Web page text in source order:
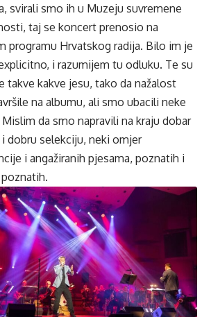
svirali smo ih u Muzeju suvremene
taj se koncert prenosio na
programu Hrvatskog radija. Bilo im je
i razumijem tu odluku. Te su
takve kakve jesu, tako da nažalost
na albumu, ali smo ubacili neke
da smo napravili na kraju dobar
dobru selekciju, neki omjer
i angažiranih pjesama, poznatih i